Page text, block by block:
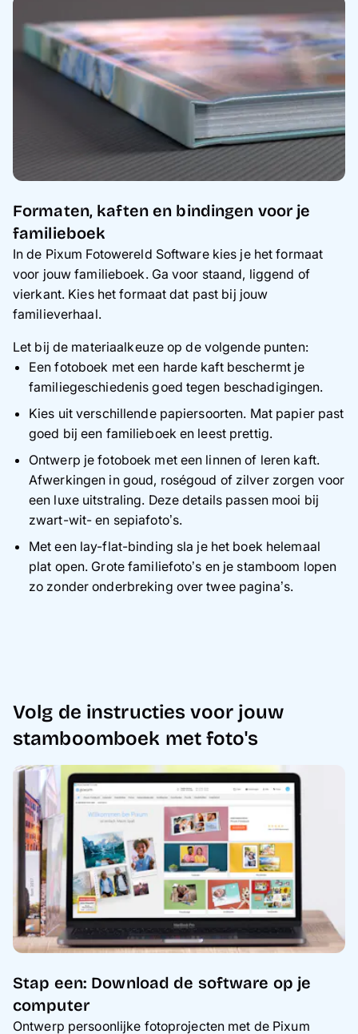
Formaten, kaften en bindingen voor je
familieboek
In de Pixum Fotowereld Software kies je het formaat
voor jouw familieboek. Ga voor staand, liggend of
vierkant. Kies het formaat dat past bij jouw
familieverhaal.
Let bij de materiaalkeuze op de volgende punten:
Een fotoboek met een harde kaft beschermt je
familiegeschiedenis goed tegen beschadigingen.
Kies uit verschillende papiersoorten. Mat papier past
goed bij een familieboek en leest prettig.
Ontwerp je fotoboek met een linnen of leren kaft.
Afwerkingen in goud, roségoud of zilver zorgen voor
een luxe uitstraling. Deze details passen mooi bij
zwart-wit- en sepiafoto’s.
Met een lay-flat-binding sla je het boek helemaal
plat open. Grote familiefoto’s en je stamboom lopen
zo zonder onderbreking over twee pagina’s.
Volg de instructies voor jouw
stamboomboek met foto's
Stap een: Download de software op je
computer
Ontwerp persoonlijke fotoprojecten met de Pixum